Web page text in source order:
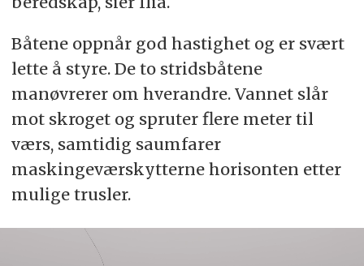
Båtene oppnår god hastighet og er svært
lette å styre. De to stridsbåtene
manøvrerer om hverandre. Vannet slår
mot skroget og spruter flere meter til
værs, samtidig saumfarer
maskingeværskytterne horisonten etter
mulige trusler.